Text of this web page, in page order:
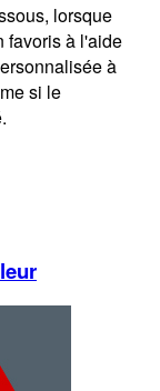
lorsque
favoris à l'aide
à
si le